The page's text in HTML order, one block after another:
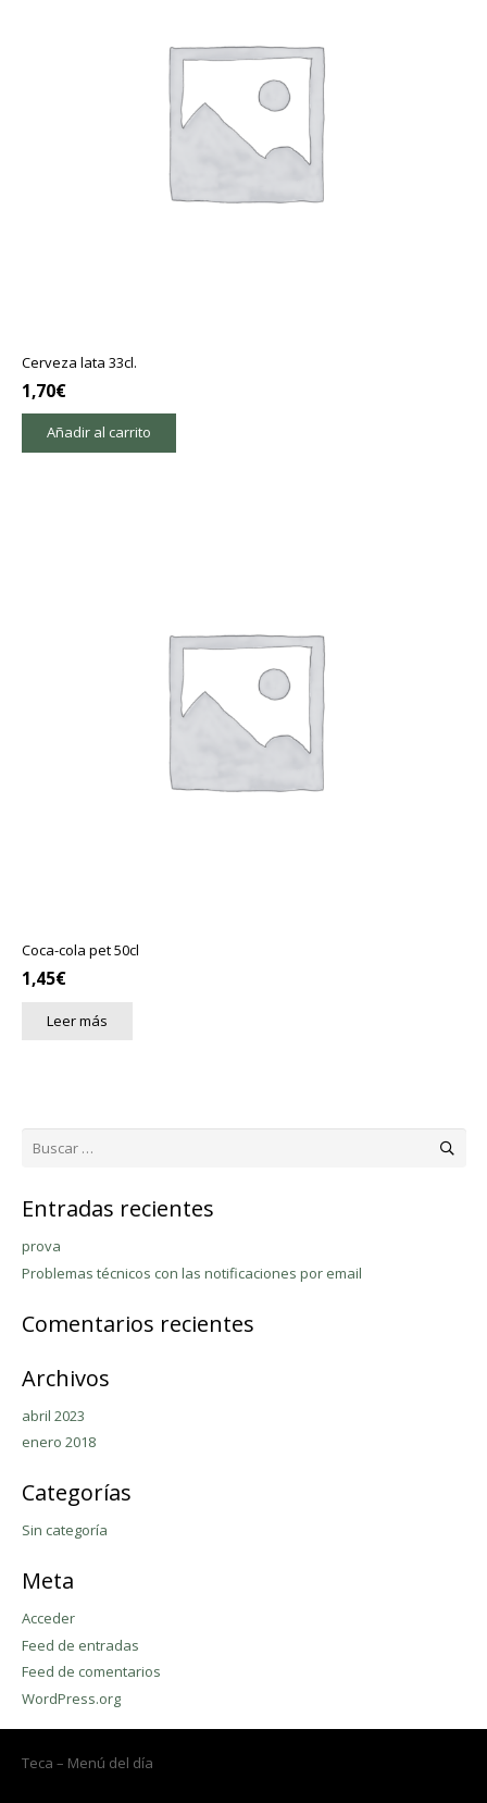
Cerveza lata 33cl.
1,70€
Añadir al carrito
Coca-cola pet 50cl
1,45€
Leer más
Buscar:
Entradas recientes
prova
Problemas técnicos con las notificaciones por email
Comentarios recientes
Archivos
abril 2023
enero 2018
Categorías
Sin categoría
Meta
Acceder
Feed de entradas
Feed de comentarios
WordPress.org
Teca – Menú del día